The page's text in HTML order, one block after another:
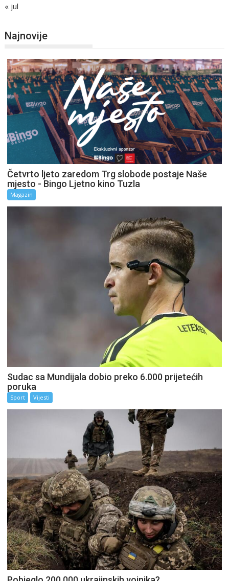
« jul
Najnovije
Četvrto ljeto zaredom Trg slobode postaje Naše
mjesto - Bingo Ljetno kino Tuzla
Magazin
Sudac sa Mundijala dobio preko 6.000 prijetećih
poruka
Sport Vijesti